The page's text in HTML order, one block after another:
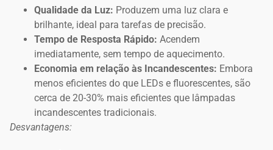
Qualidade da Luz: Produzem uma luz clara e
brilhante, ideal para tarefas de precisão.
Tempo de Resposta Rápido: Acendem
imediatamente, sem tempo de aquecimento.
Economia em relação às Incandescentes: Embora
menos eficientes do que LEDs e fluorescentes, são
cerca de 20-30% mais eficientes que lâmpadas
incandescentes tradicionais.
Desvantagens: